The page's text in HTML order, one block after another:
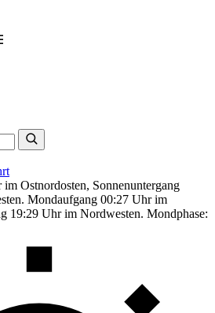
Ostnordosten, Sonnenuntergang
Mondaufgang 00:27 Uhr im
19:29 Uhr im Nordwesten. Mondphase: